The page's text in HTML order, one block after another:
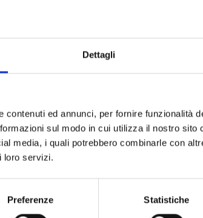
Dettagli
ed annunci, per fornire funzionalità
sul modo in cui utilizza il nostro sito
media, i quali potrebbero combinarle con
loro servizi.
Preferenze Statistiche
PROMISE CINDERELLA n. 15